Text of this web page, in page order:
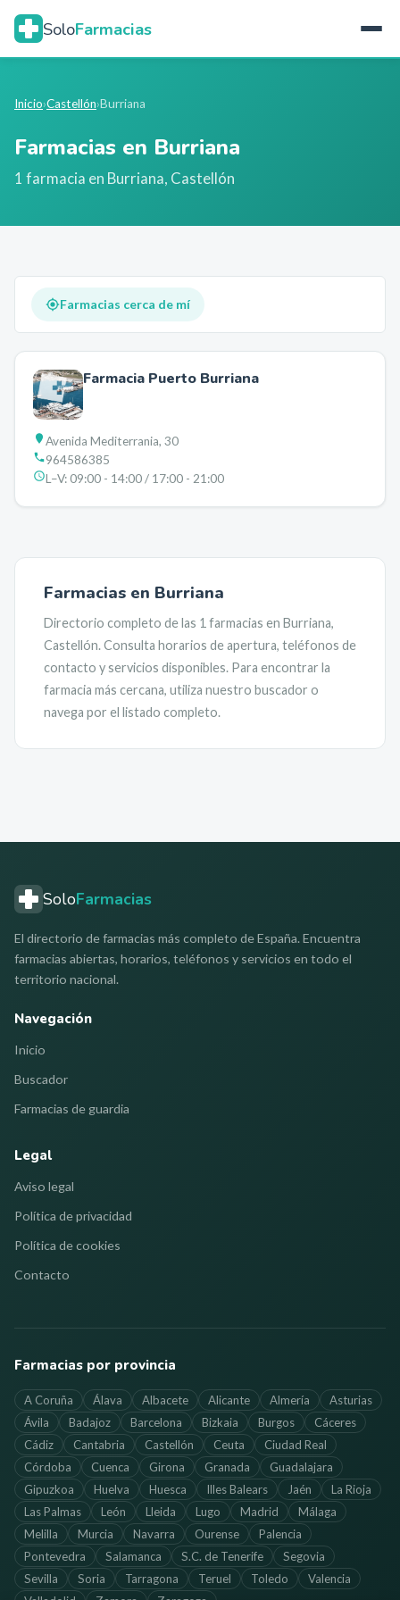
SoloFarmacias
Inicio›Castellón›Burriana
Farmacias en Burriana
1 farmacia en Burriana, Castellón
Farmacias cerca de mí
Farmacia Puerto Burriana
Avenida Mediterrania, 30
964586385
L–V:09:00 - 14:00 / 17:00 - 21:00
Farmacias en Burriana
Directorio completo de las 1 farmacias en Burriana,
Castellón. Consulta horarios de apertura, teléfonos de
contacto y servicios disponibles. Para encontrar la
farmacia más cercana, utiliza nuestro buscador o
navega por el listado completo.
SoloFarmacias
El directorio de farmacias más completo de España. Encuentra
farmacias abiertas, horarios, teléfonos y servicios en todo el
territorio nacional.
Navegación
Inicio
Buscador
Farmacias de guardia
Legal
Aviso legal
Política de privacidad
Política de cookies
Contacto
Farmacias por provincia
A Coruña Álava Albacete Alicante Almería
Asturias
Ávila
Badajoz Barcelona Bizkaia Burgos
Cáceres
Cádiz
Cantabria Castellón Ceuta
Ciudad Real
Córdoba
Cuenca Girona Granada
Guadalajara
Gipuzkoa
Huelva Huesca Illes Balears Jaén
La Rioja
Las Palmas
León Lleida Lugo Madrid
Málaga
Melilla
Murcia Navarra Ourense
Palencia
Pontevedra
Salamanca S.C. de Tenerife
Segovia
Sevilla
Soria Tarragona Teruel Toledo
Valencia